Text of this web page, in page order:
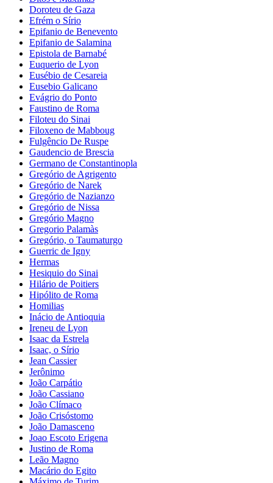
Doroteu de Gaza
Efrém o Sírio
Epifanio de Benevento
Epifanio de Salamina
Epistola de Barnabé
Euquerio de Lyon
Eusébio de Cesareia
Eusebio Galicano
Evágrio do Ponto
Faustino de Roma
Filoteu do Sinai
Filoxeno de Mabboug
Fulgêncio De Ruspe
Gaudencio de Brescia
Germano de Constantinopla
Gregório de Agrigento
Gregório de Narek
Gregório de Nazianzo
Gregório de Nissa
Gregório Magno
Gregorio Palamàs
Gregório, o Taumaturgo
Guerric de Igny
Hermas
Hesiquio do Sinai
Hilário de Poitiers
Hipólito de Roma
Homilias
Inácio de Antioquia
Ireneu de Lyon
Isaac da Estrela
Isaac, o Sírio
Jean Cassier
Jerônimo
João Carpátio
João Cassiano
João Clímaco
João Crisóstomo
João Damasceno
Joao Escoto Erigena
Justino de Roma
Leão Magno
Macário do Egito